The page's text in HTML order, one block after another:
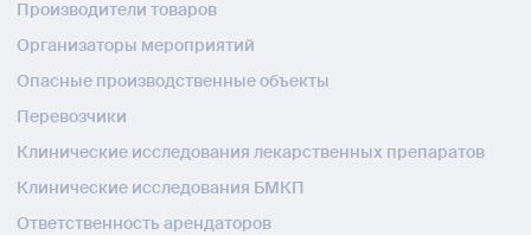
Производители товаров
Организаторы мероприятий
Опасные производственные объекты
Перевозчики
Клинические исследования лекарственных препаратов
Клинические исследования БМКП
Ответственность арендаторов